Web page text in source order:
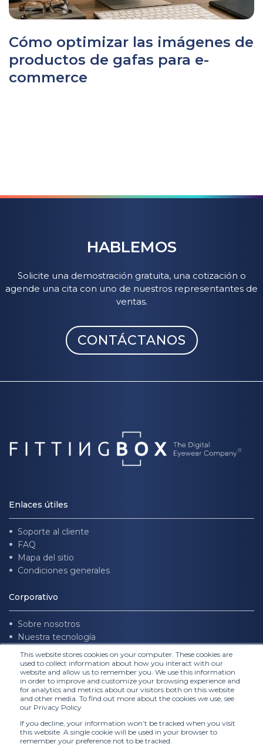
This website stores cookies on your computer. These cookies are
used to collect information about how you interact with our
website and allow us to remember you. We use this information
in order to improve and customize your browsing experience and
for analytics and metrics about our visitors both on this website
and other media. To find out more about the cookies we use, see
our Privacy Policy
If you decline, your information won’t be tracked when you visit
this website. A single cookie will be used in your browser to
remember your preference not to be tracked.
Cómo optimizar las imágenes de
productos de gafas para e-
commerce
HABLEMOS
Solicite una demostración gratuita, una cotización o
agende una cita con uno de nuestros representantes de
ventas.
CONTÁCTANOS
Enlaces útiles
Soporte al cliente
FAQ
Mapa del sitio
Condiciones generales
Corporativo
Sobre nosotros
Nuestra tecnología
Únete a nosotros
Síguenos